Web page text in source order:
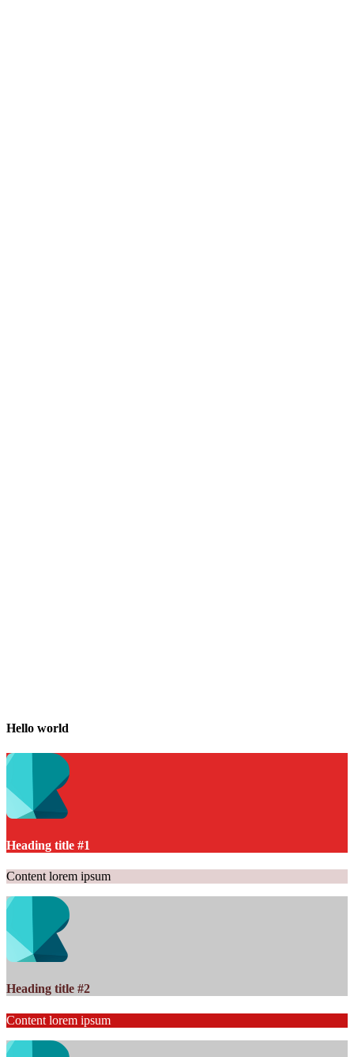
Hello world
Heading title #1
Content lorem ipsum
Heading title #2
Content lorem ipsum